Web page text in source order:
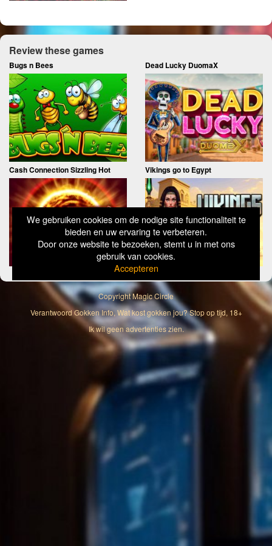
We gebruiken cookies om de nodige site functionaliteit te
bieden en uw ervaring te verbeteren.
Door onze website te bezoeken, stemt u in met ons
gebruik van cookies.
Accepteren
Review these games
Bugs n Bees Dead Lucky DuomaX
Cash Connection Sizzling Hot Vikings go to Egypt
CopyrightMagic Circle
Verantwoord Gokken Info, Wat kost gokken jou? Stop op tijd, 18+
Ik wil geen advertenties zien.